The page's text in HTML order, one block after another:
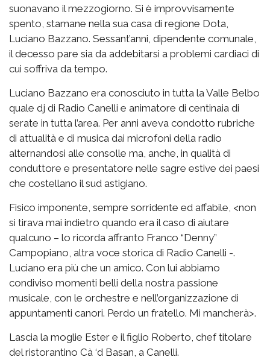
suonavano il mezzogiorno. Si è improvvisamente
spento, stamane nella sua casa di regione Dota,
Luciano Bazzano. Sessant’anni, dipendente comunale,
il decesso pare sia da addebitarsi a problemi cardiaci di
cui soffriva da tempo.
Luciano Bazzano era conosciuto in tutta la Valle Belbo
quale dj di Radio Canelli e animatore di centinaia di
serate in tutta l’area. Per anni aveva condotto rubriche
di attualità e di musica dai microfoni della radio
alternandosi alle consolle ma, anche, in qualità di
conduttore e presentatore nelle sagre estive dei paesi
che costellano il sud astigiano.
Fisico imponente, sempre sorridente ed affabile, <non
si tirava mai indietro quando era il caso di aiutare
qualcuno – lo ricorda affranto Franco “Denny”
Campopiano , altra voce storica di Radio Canelli -.
Luciano era più che un amico. Con lui abbiamo
condiviso momenti belli della nostra passione
musicale, con le orchestre e nell’organizzazione di
appuntamenti canori. Perdo un fratello. Mi mancherà>.
Lascia la moglie Ester e il figlio Roberto, chef titolare
del ristorantino Cà ‘d Basan , a Canelli.